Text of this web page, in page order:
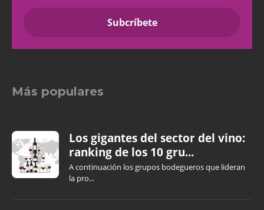
Más populares
Los gigantes del sector del vino:
ranking de los 10 gru...
A continuación los grupos bodegueros que lideran
la pro...